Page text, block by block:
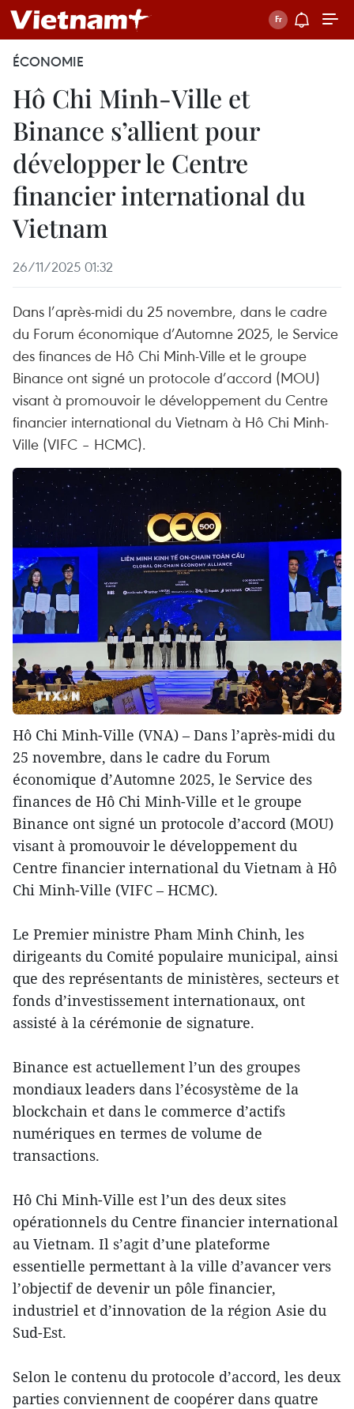
ÉCONOMIE
Hô Chi Minh-Ville et
Binance s’allient pour
développer le Centre
financier international du
Vietnam
26/11/2025 01:32
Dans l’après-midi du 25 novembre, dans le cadre
du Forum économique d’Automne 2025, le Service
des finances de Hô Chi Minh-Ville et le groupe
Binance ont signé un protocole d’accord (MOU)
visant à promouvoir le développement du Centre
financier international du Vietnam à Hô Chi Minh-
Ville (VIFC – HCMC).
Hô Chi Minh-Ville (VNA) – Dans l’après-midi du
25 novembre, dans le cadre du Forum
économique d’Automne 2025, le Service des
finances de Hô Chi Minh-Ville et le groupe
Binance ont signé un protocole d’accord (MOU)
visant à promouvoir le développement du
Centre financier international du Vietnam à Hô
Chi Minh-Ville (VIFC – HCMC).
Le Premier ministre Pham Minh Chinh, les
dirigeants du Comité populaire municipal, ainsi
que des représentants de ministères, secteurs et
fonds d’investissement internationaux, ont
assisté à la cérémonie de signature.
Binance est actuellement l’un des groupes
mondiaux leaders dans l’écosystème de la
blockchain et dans le commerce d’actifs
numériques en termes de volume de
transactions.
Hô Chi Minh-Ville est l’un des deux sites
opérationnels du Centre financier international
au Vietnam. Il s’agit d’une plateforme
essentielle permettant à la ville d’avancer vers
l’objectif de devenir un pôle financier,
industriel et d’innovation de la région Asie du
Sud-Est.
Selon le contenu du protocole d’accord, les deux
parties conviennent de coopérer dans quatre